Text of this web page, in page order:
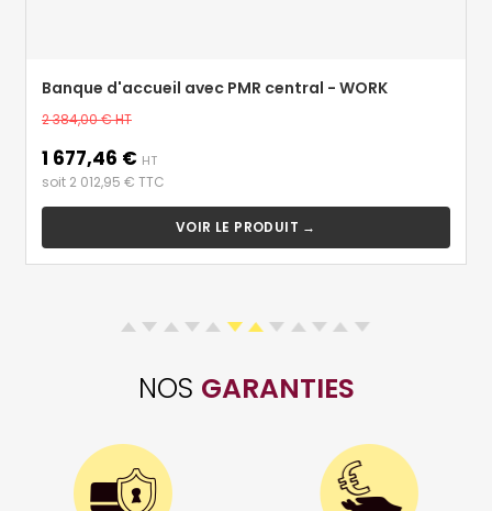
Banque d'accueil avec PMR central - WORK
Prix
base
2 384,00 €HT
Prix
1 677,46 € HT
soit 2 012,95 € TTC
VOIR LE PRODUIT →
NOS GARANTIES